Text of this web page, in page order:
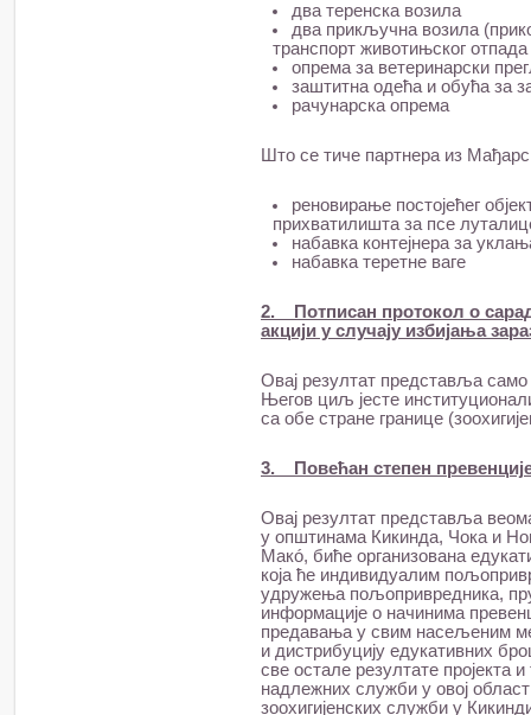
два теренска возила
двa прикључна возила
транспорт животињског отпада
опрема за ветеринарски
заштитна одећа и обућа за
рачунарска опрема
Што се тиче партнера из
реновирање постојећег
прихватилишта за псе
набавка контејнера за
набавка теретне ваге
2. Потписан протокол о
акцији у случају избијања
Овај резултат представља
Његов циљ јесте
са обе стране границе
3. Повећан степен
Овај резултат представља
у општинама Кикинда, Чока и
Макó, биће организована
која ће индивидуалим
удружења пољопривредника,
информације о начинима
предавања у свим насељеним
и дистрибуцију едукативних
све остале резултате пројекта
надлежних служби у овој
зоохигијенских служби у